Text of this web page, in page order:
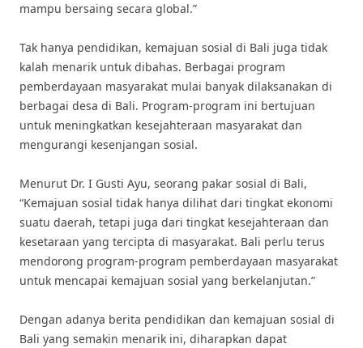
mampu bersaing secara global.”
Tak hanya pendidikan, kemajuan sosial di Bali juga tidak
kalah menarik untuk dibahas. Berbagai program
pemberdayaan masyarakat mulai banyak dilaksanakan di
berbagai desa di Bali. Program-program ini bertujuan
untuk meningkatkan kesejahteraan masyarakat dan
mengurangi kesenjangan sosial.
Menurut Dr. I Gusti Ayu, seorang pakar sosial di Bali,
“Kemajuan sosial tidak hanya dilihat dari tingkat ekonomi
suatu daerah, tetapi juga dari tingkat kesejahteraan dan
kesetaraan yang tercipta di masyarakat. Bali perlu terus
mendorong program-program pemberdayaan masyarakat
untuk mencapai kemajuan sosial yang berkelanjutan.”
Dengan adanya berita pendidikan dan kemajuan sosial di
Bali yang semakin menarik ini, diharapkan dapat